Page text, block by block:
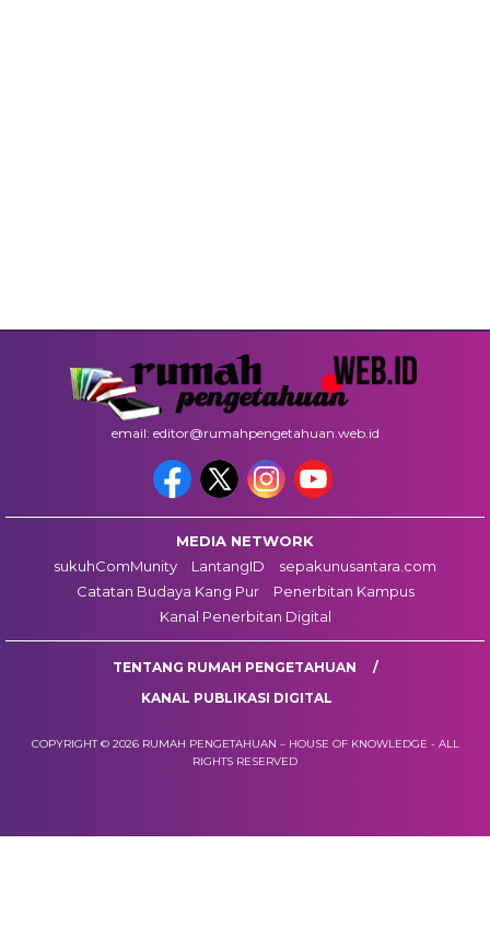
email: editor@rumahpengetahuan.web.id
MEDIA NETWORK
sukuhComMunity
LantangID
sepakunusantara.com
Catatan Budaya Kang Pur
Penerbitan Kampus
Kanal Penerbitan Digital
TENTANG RUMAH PENGETAHUAN
KANAL PUBLIKASI DIGITAL
COPYRIGHT © 2026 RUMAH PENGETAHUAN – HOUSE OF KNOWLEDGE - ALL
RIGHTS RESERVED